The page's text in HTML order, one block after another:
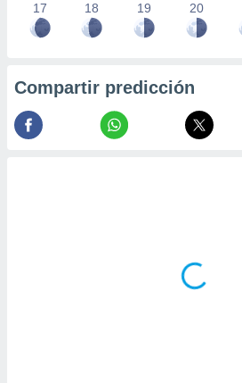
17 18 19 20
Compartir predicción